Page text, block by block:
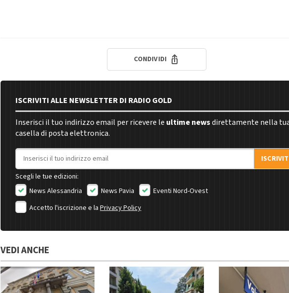
CONDIVIDI
ISCRIVITI ALLE NEWSLETTER DI RADIO GOLD
Inserisci il tuo indirizzo email per ricevere le ultime newsdirettamente nella
casella di posta elettronica.
Indirizzo email
Scegli le tue edizioni:
News Alessandria
News Pavia
Eventi Nord-Ovest
Accetto l'iscrizione e la Privacy Policy
VEDI ANCHE